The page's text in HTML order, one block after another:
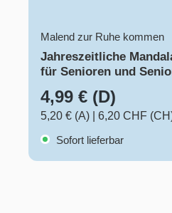
Malend zur Ruhe kommen
Jahreszeitliche
für Senioren und
4,99 € (D)
5,20 € (A)
6,20 CHF
Sofort lieferbar